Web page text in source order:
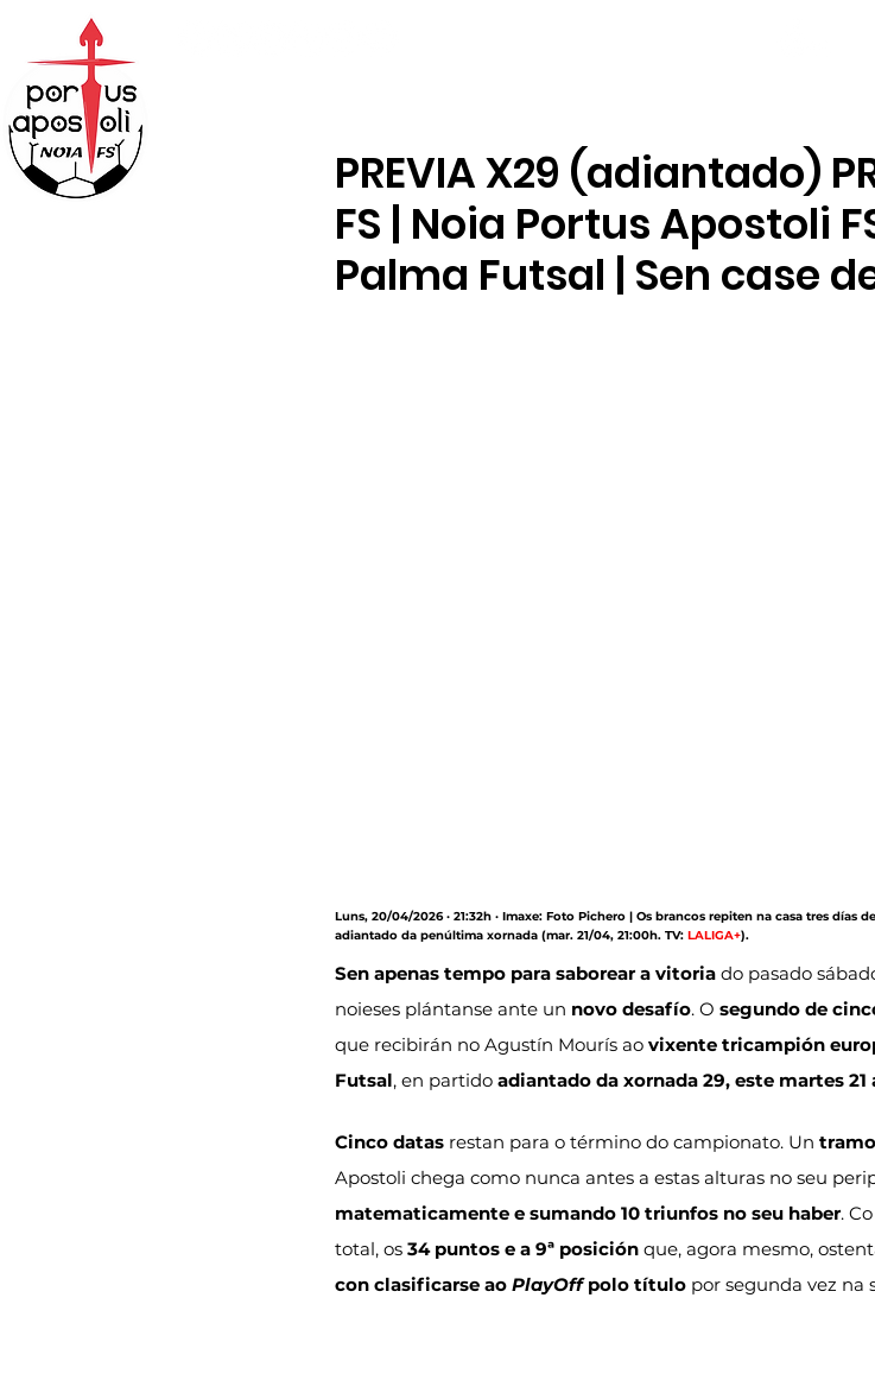
PREVIA X29 (adiantado)
FS | Noia Portus Apostoli
Palma Futsal | Sen case
Luns, 20/04/2026 · 21:32h · Imaxe: Foto Pichero | Os brancos repiten na casa tres
adiantado da penúltima xornada (mar. 21/04, 21:00h. TV: LALIGA+).
Sen apenas tempo para saborear a vitoria do pasado
noieses plántanse ante un novo desafío. O segundo de
que recibirán no Agustín Mourís ao vixente tricampión
Futsal, en partido adiantado da xornada 29, este martes 21
Cinco datas restan para o término do campionato. Un
Apostoli chega como nunca antes a estas alturas no seu
matematicamente e sumando 10 triunfos no seu haber.
total, os 34 puntos e a 9ª posición que, agora mesmo,
con clasificarse ao PlayOff polo título por segunda vez na